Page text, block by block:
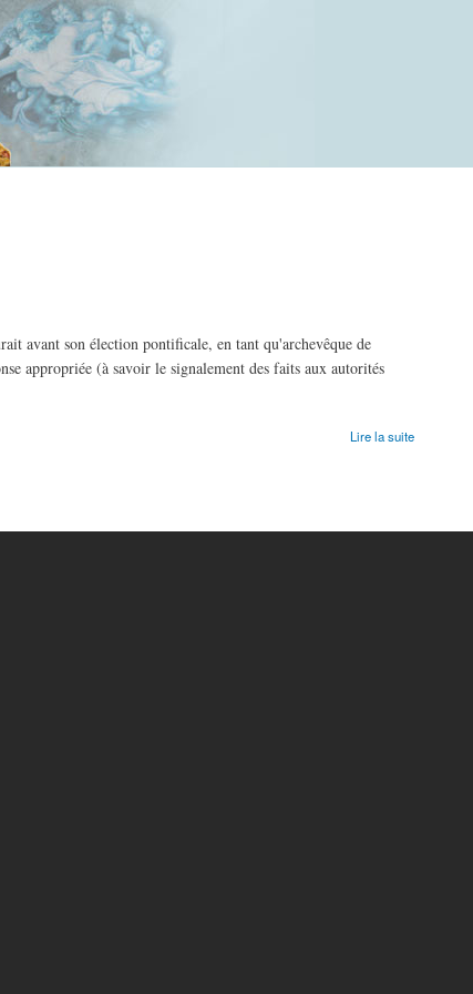
avant son élection pontificale, en tant qu'archevêque de
appropriée (à savoir le signalement des faits aux autorités
Lire la suite